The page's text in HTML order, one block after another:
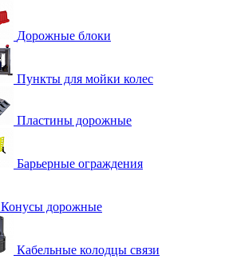
Дорожные блоки
Пункты для мойки колес
Пластины дорожные
Барьерные ограждения
Конусы дорожные
Кабельные колодцы связи